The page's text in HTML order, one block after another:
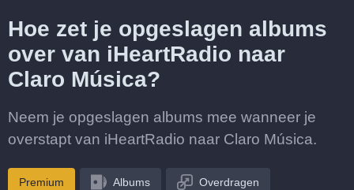
Hoe zet je opgeslagen albums
over van iHeartRadio naar
Claro Música?
Neem je opgeslagen albums mee wanneer je
overstapt van iHeartRadio naar Claro Música.
Premium Albums Overdragen